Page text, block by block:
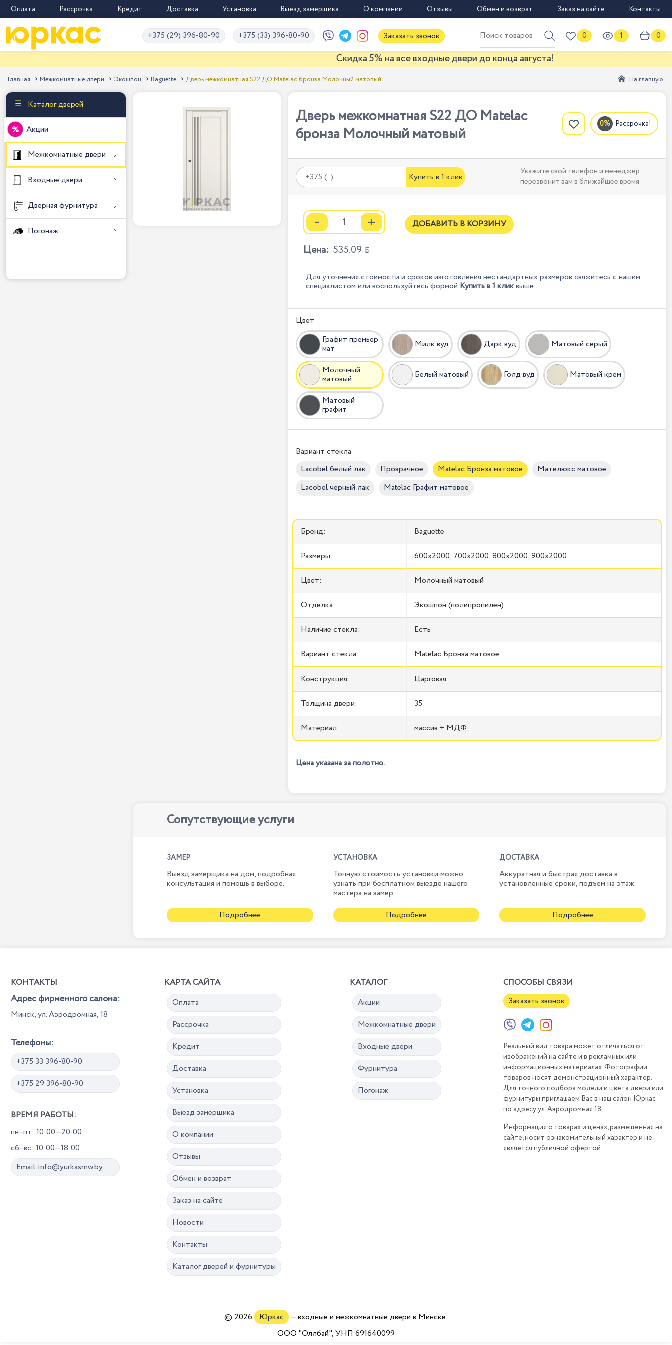
Оплата Рассрочка Кредит Доставка Установка Выезд замерщика О компании Отзывы Обмен и возврат Заказ на сайте Контакты
+375 (29) 396-80-90 +375 (33) 396-80-90 Заказать звонок 0 1 0
Скидка 5% на все входные двери до конца августа!
Главная Межкомнатные двери Экошпон Baguette Дверь межкомнатная S22 ДО Matelac бронза Молочный матовый На главную
Каталог дверей
Акции
Межкомнатные двери
Входные двери
Дверная фурнитура
Погонаж
Дверь межкомнатная S22 ДО Matelac
бронза Молочный матовый
Рассрочка!
Купить в 1 клик
Укажите свой телефон и менеджер
перезвонит вам в ближайшее время
- +
Цена: 535.09 
ДОБАВИТЬ В КОРЗИНУ
Для уточнения стоимости и сроков изготовления нестандартных размеров свяжитесь с нашим
специалистом или воспользуйтесь формой Купить в 1 кликвыше.
Цвет
Графит премьер
мат Милк вуд Дарк вуд Матовый серый
Молочный
матовый Белый матовый Голд вуд Матовый крем
Матовый
графит
Вариант стекла
Lacobel белый лак
Прозрачное Matelac Бронза матовое
Мателюкс матовое
Lacobel черный лак
Matelac Графит матовое
Бренд: Baguette
Размеры: 600x2000, 700x2000, 800x2000, 900x2000
Цвет: Молочный матовый
Отделка: Экошпон (полипропилен)
Наличие стекла: Есть
Вариант стекла: Matelac Бронза матовое
Конструкция: Царговая
Толщина двери: 35
Материал: массив + МДФ
Цена указана за полотно.
Сопутствующие услуги
ЗАМЕР
Выезд замерщика на дом, подробная
консультация и помощь в выборе.
Подробнее
УСТАНОВКА
Точную стоимость установки можно
узнать при бесплатном выезде нашего
мастера на замер.
Подробнее
ДОСТАВКА
Аккуратная и быстрая доставка в
установленные сроки, подъем на этаж.
Подробнее
КОНТАКТЫ
Адрес фирменного салона:
Минск, ул. Аэродромная, 18
Телефоны:
+375 33 396-80-90
+375 29 396-80-90
ВРЕМЯ РАБОТЫ:
пн–пт: 10:00—20:00
сб–вс: 10:00—18:00
Email:info@yurkasmw.by
КАРТА САЙТА
Оплата
Рассрочка
Кредит
Доставка
Установка
Выезд замерщика
О компании
Отзывы
Обмен и возврат
Заказ на сайте
Новости
Контакты
Каталог дверей и фурнитуры
КАТАЛОГ
Акции
Межкомнатные двери
Входные двери
Фурнитура
Погонаж
СПОСОБЫ СВЯЗИ
Заказать звонок
Реальный вид товара может отличаться от
изображений на сайте и в рекламных или
информационных материалах. Фотографии
товаров носят демонстрационный характер.
Для точного подбора модели и цвета двери или
фурнитуры приглашаем Вас в наш салон Юркас
по адресу ул. Аэродромная 18.
Информация о товарах и ценах, размещенная на
сайте, носит ознакомительный характер и не
является публичной офертой.
© 2026 Юркас
— входные и межкомнатные двери в Минске.
ООО "Оллбай",УНП 691640099